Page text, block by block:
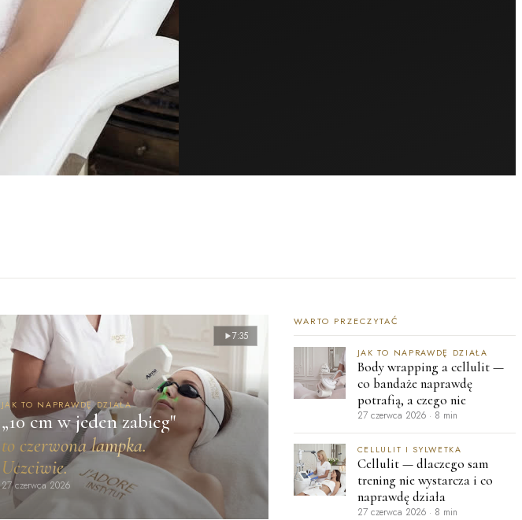
JAK TO NAPRAWDĘ DZIAŁA
„10 cm w jeden zabieg"
to czerwona lampka.
Uczciwie.
27 czerwca 2026
7:35
WARTO PRZECZYTAĆ
JAK TO NAPRAWDĘ DZIAŁA
Body wrapping a cellulit —
co bandaże naprawdę
potrafią, a czego nie
27 czerwca 2026· 8 min
CELLULIT I SYLWETKA
Cellulit — dlaczego sam
trening nie wystarcza i co
naprawdę działa
27 czerwca 2026· 8 min